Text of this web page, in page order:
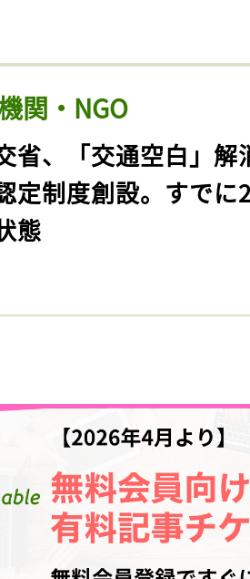
関・NGO
省、「交通空白」解
定制度創設。すでに
態